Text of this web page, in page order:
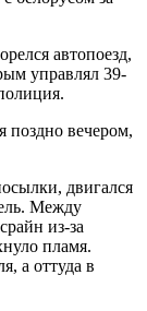
автопоезд,
управлял 39-
поздно вечером,
двигался
Между
из-за
пламя.
а оттуда в